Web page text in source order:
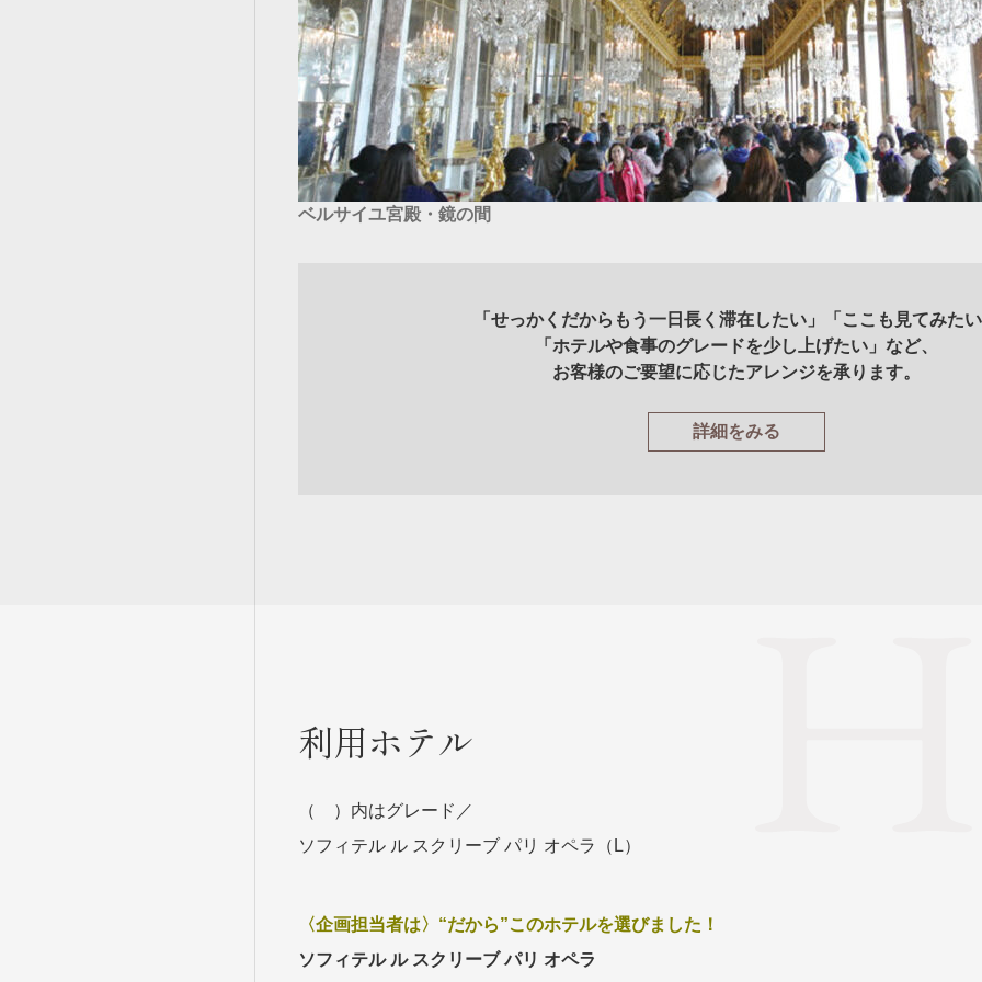
ベルサイユ宮殿・鏡の間
「せっかくだからもう一日長く滞在したい」「ここも見てみた
「ホテルや食事のグレードを少し上げたい」など、
お客様のご要望に応じたアレンジを承ります。
詳細をみる
利用ホテル
（ ）内はグレード／
ソフィテル ル スクリーブ パリ オペラ（L）
〈企画担当者は〉“だから”このホテルを選びました！
ソフィテル ル スクリーブ パリ オペラ